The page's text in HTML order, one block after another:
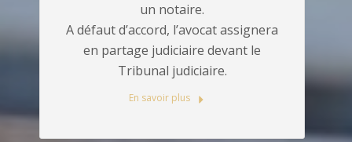
un notaire.
A défaut d’accord, l’avocat assignera
en partage judiciaire devant le
Tribunal judiciaire.
En savoir plus